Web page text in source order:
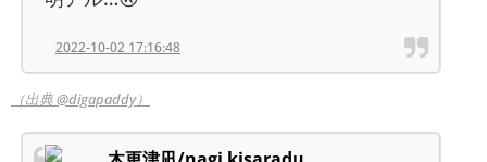
2022-10-02 17:16:48
（出典 @digapaddy）